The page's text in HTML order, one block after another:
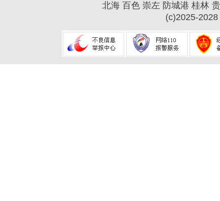
北海 百色 崇左 防城港 桂林
(c)2025-